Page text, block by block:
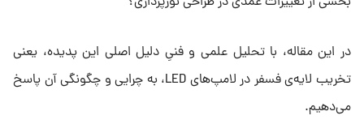
در این مقاله، با تحلیل علمی و فنیِ دلیل اصلی این پدیده، یعنی
تخریب لایه‌ی فسفر در لامپ‌های LED، به چرایی و چگونگی آن پاسخ
می‌دهیم.